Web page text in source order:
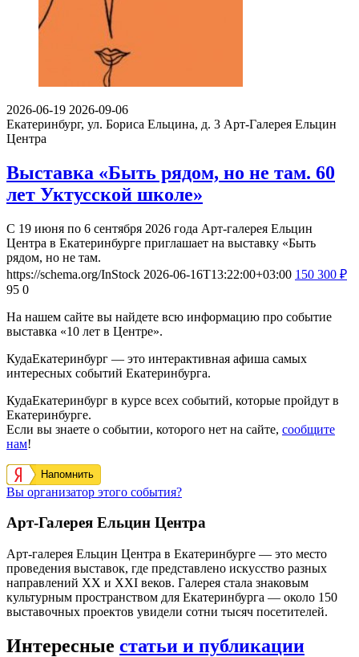
2026-06-19 2026-09-06
Екатеринбург, ул. Бориса Ельцина, д. 3 Арт-Галерея Ельцин
Центра
Выставка «Быть рядом, но не там. 60
лет Уктусской школе»
С 19 июня по 6 сентября 2026 года Арт-галерея Ельцин
Центра в Екатеринбурге приглашает на выставку «Быть
рядом, но не там.
https://schema.org/InStock 2026-06-16T13:22:00+03:00 150 300 ₽
95 0
На нашем сайте вы найдете всю информацию про событие
выставка «10 лет в Центре».
КудаЕкатеринбург — это интерактивная афиша самых
интересных событий Екатеринбурга.
КудаЕкатеринбург в курсе всех событий, которые пройдут в
Екатеринбурге.
Если вы знаете о событии, которого нет на сайте, сообщите
нам!
Напомнить
Вы организатор этого события?
Арт-Галерея Ельцин Центра
Арт-галерея Ельцин Центра в Екатеринбурге — это место
проведения выставок, где представлено искусство разных
направлений XX и XXI веков. Галерея стала знаковым
культурным пространством для Екатеринбурга — около 150
выставочных проектов увидели сотни тысяч посетителей.
Интересные статьи и публикации